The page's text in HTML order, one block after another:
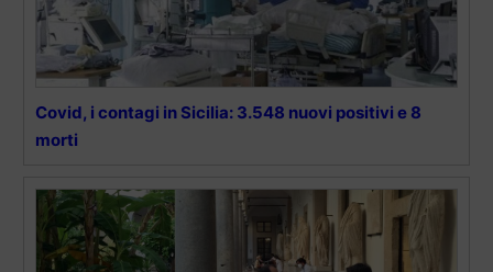
Covid, i contagi in Sicilia: 3.548 nuovi positivi e 8
morti